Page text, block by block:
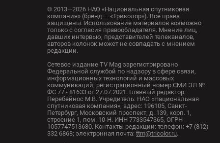
© 2013—2026 НАО «Национальная спутниковая
компания» (бренд — «Триколор»). Все права
защищены. Использование материалов возможно
только с согласия правообладателя. Мнение лиц,
давших интервью, представителей телеканалов,
авторов колонок может не совпадать с мнением
редакции.
Сетевое издание TV Mag зарегистрировано
Федеральной службой по надзору в сфере связи,
информационных технологий и массовых
коммуникаций; регистрационный номер СМИ ЭЛ №
ФС 77 - 81633 от 27.07.2021. Главный редактор:
Перебейнос М.В. Учредитель: НАО «Национальная
спутниковая компания», адрес: 196105, Санкт-
Петербург, Московский проспект, д. 139, корп. 1,
строение 1, пом. 10-Н. ИНН 7733547365, ОГРН
1057747513680. Контакты редакции: телефон: +7 (812)
332 6868; электронная почта: ttm@tricolor.ru.